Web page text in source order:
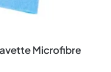
Microfibre